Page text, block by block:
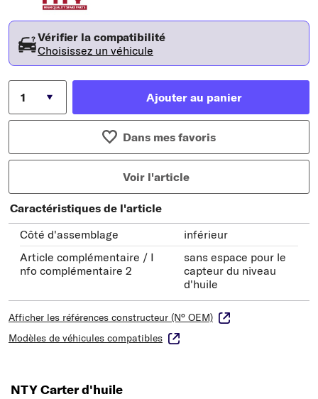
Vérifier la compatibilité
Choisissez un véhicule
Ajouter au panier
Dans mes favoris
Voir l'article
Caractéristiques de l'article
Côté d'assemblage
inférieur
Article complémentaire / I
nfo complémentaire 2
sans espace pour le
capteur du niveau
d'huile
Afficher les références constructeur (N° OEM)
Modèles de véhicules compatibles
NTY Carter d'huile